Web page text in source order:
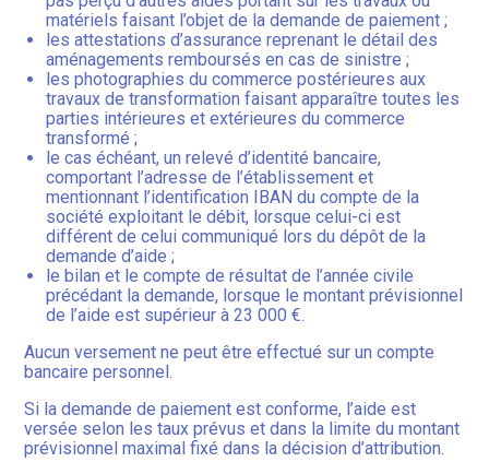
matériels faisant l’objet de la demande de paiement ;
les attestations d’assurance reprenant le détail des
aménagements remboursés en cas de sinistre ;
les photographies du commerce postérieures aux
travaux de transformation faisant apparaître toutes les
parties intérieures et extérieures du commerce
transformé ;
le cas échéant, un relevé d’identité bancaire,
comportant l’adresse de l’établissement et
mentionnant l’identification IBAN du compte de la
société exploitant le débit, lorsque celui-ci est
différent de celui communiqué lors du dépôt de la
demande d’aide ;
le bilan et le compte de résultat de l’année civile
précédant la demande, lorsque le montant prévisionnel
de l’aide est supérieur à 23 000 €.
Aucun versement ne peut être effectué sur un compte
bancaire personnel.
Si la demande de paiement est conforme, l’aide est
versée selon les taux prévus et dans la limite du montant
prévisionnel maximal fixé dans la décision d’attribution.